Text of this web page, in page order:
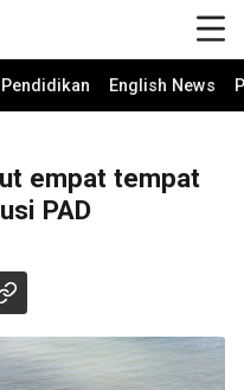
Pendidikan English News
empat tempat
PAD